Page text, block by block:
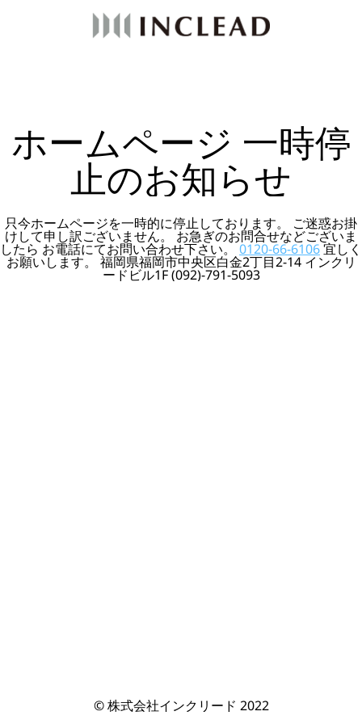
ホームページ 一時停
止のお知らせ
只今ホームページを一時的に停止しております。 ご迷惑お掛
けして申し訳ございません。 お急ぎのお問合せなどございま
したら お電話にてお問い合わせ下さい。0120-66-6106宜しく
お願いします。 福岡県福岡市中央区白金2丁目2-14 インクリ
ードビル1F (092)-791-5093
© 株式会社インクリード 2022